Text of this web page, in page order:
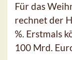
Für das
rechnet der
%. Erstmals
100 Mrd.